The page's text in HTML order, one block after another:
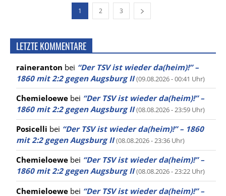
1 2 3
LETZTE KOMMENTARE
raineranton bei “Der TSV ist wieder da(heim)!” –
1860 mit 2:2 gegen Augsburg II (09.08.2026 - 00:41 Uhr)
Chemieloewe bei “Der TSV ist wieder da(heim)!” –
1860 mit 2:2 gegen Augsburg II (08.08.2026 - 23:59 Uhr)
Posicelli bei “Der TSV ist wieder da(heim)!” – 1860
mit 2:2 gegen Augsburg II (08.08.2026 - 23:36 Uhr)
Chemieloewe bei “Der TSV ist wieder da(heim)!” –
1860 mit 2:2 gegen Augsburg II (08.08.2026 - 23:22 Uhr)
Chemieloewe bei “Der TSV ist wieder da(heim)!” –